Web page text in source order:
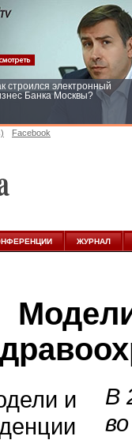
строился электронный
Банка Москвы?
Facebook
ЖУРНАЛ
В